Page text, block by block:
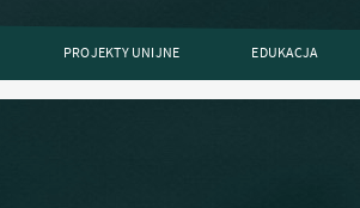
PROJEKTY UNIJNE EDUKACJA